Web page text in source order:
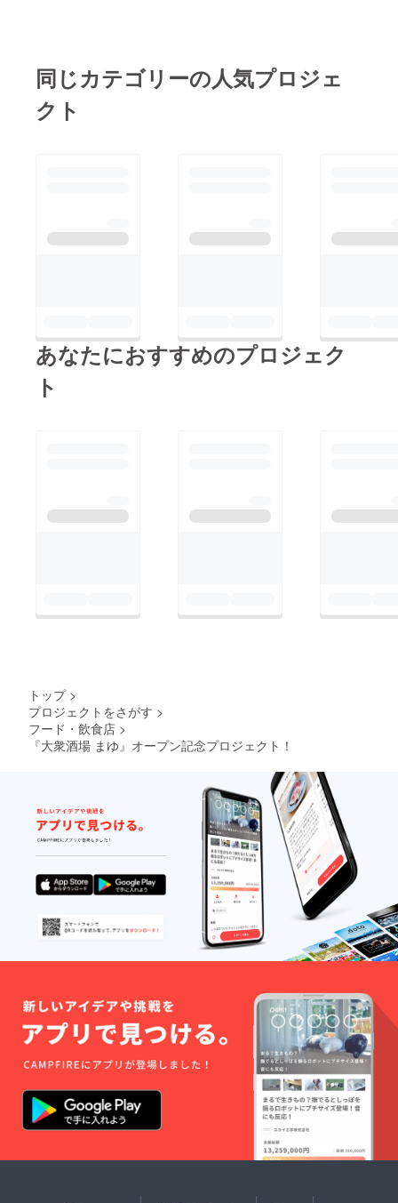
同じカテゴリーの人気プロジェ
クト
あなたにおすすめのプロジェク
ト
トップ >
プロジェクトをさがす >
フード・飲食店 >
『大衆酒場 まゆ』オープン記念プロジェクト！